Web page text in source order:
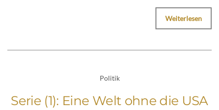
Weiterlesen
Politik
Serie (1): Eine Welt ohne die USA